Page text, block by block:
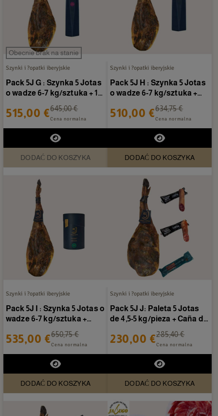
Obecnie brak na stanie
Szynki i ?opatki iberyjskie
Pack 5J G : Szynka 5 Jotas
o wadze 6-7 kg/sztuka + 1/2
515,00 €645,00 €
Cena normalna
DODAĆ DO KOSZYKA
Szynki i ?opatki iberyjskie
Pack 5J H : Szynka 5 Jotas
o wadze 6-7 kg/sztuka +
510,00 €634,75 €
Cena normalna
DODAĆ DO KOSZYKA
Szynki i ?opatki iberyjskie
Pack 5J I : Szynka 5 Jotas o
wadze 6-7 kg/sztuka +
535,00 €650,75 €
Cena normalna
DODAĆ DO KOSZYKA
Szynki i ?opatki iberyjskie
Pack 5J J: Paleta 5 Jotas
de 4,5-5 kg/pieza + Caña de
230,00 €285,40 €
Cena normalna
DODAĆ DO KOSZYKA